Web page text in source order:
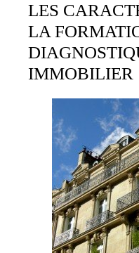
LES
LA
IMMOBILIER